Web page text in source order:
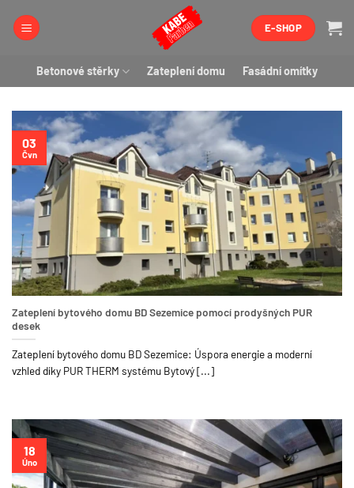
E-SHOP
Betonové stěrky Zateplení domu Fasádní omítky
Zateplení bytového domu BD Sezemice pomocí prodyšných PUR
desek
Zateplení bytového domu BD Sezemice: Úspora energie a moderní
vzhled díky PUR THERM systému Bytový [...]
03
Čvn
18
Úno